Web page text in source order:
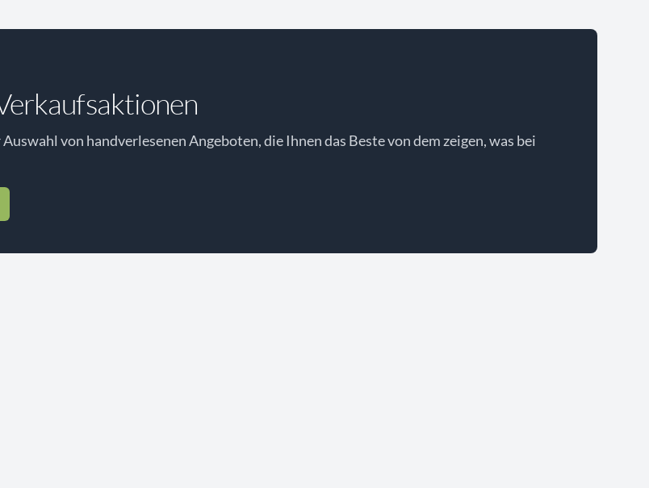
von handverlesenen Angeboten, die Ihnen das Beste von dem zeigen, was bei